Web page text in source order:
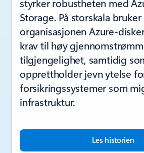
styrker robustheten med
Storage. På storskala bruker
organisasjonen Azure-
krav til høy
tilgjengelighet, samtidig
opprettholder jevn ytelse
forsikringssystemer som
infrastruktur.
Les historien